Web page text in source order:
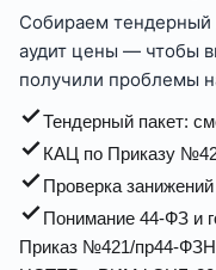
Собираем
аудит цены — чтобы
получили проблемы
Тендерный пакет:
КАЦ по Приказу
Проверка
Понимание 44-ФЗ и
Приказ №421/пр44-ФЗ